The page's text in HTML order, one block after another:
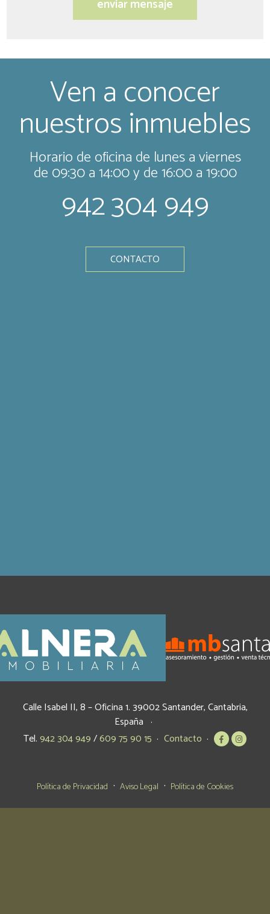
Ven a conocer
nuestros inmuebles
Horario de oficina de lunes a viernes
de 09:30 a 14:00 y de 16:00 a 19:00
942 304 949
CONTACTO
Calle Isabel II, 8 – Oficina 1.39002Santander,Cantabria,
España
Tel.942 304 949/609 75 90 15 Contacto
Política de Privacidad Aviso Legal Política de Cookies